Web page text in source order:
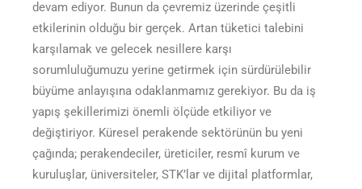
devam ediyor. Bunun da çevremiz üzerinde çeşitli
etkilerinin olduğu bir gerçek. Artan tüketici talebini
karşılamak ve gelecek nesillere karşı
sorumluluğumuzu yerine getirmek için sürdürülebilir
büyüme anlayışına odaklanmamız gerekiyor. Bu da iş
yapış şekillerimizi önemli ölçüde etkiliyor ve
değiştiriyor. Küresel perakende sektörünün bu yeni
çağında; perakendeciler, üreticiler, resmî kurum ve
kuruluşlar, üniversiteler, STK’lar ve dijital platformlar,